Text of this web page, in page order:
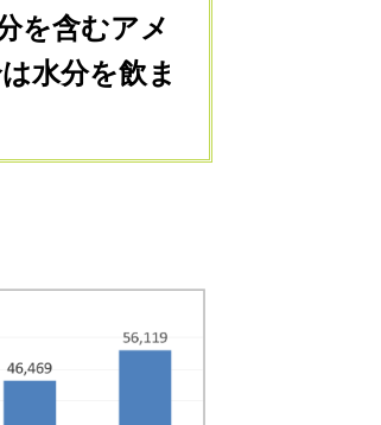
を含むアメ
水分を飲ま